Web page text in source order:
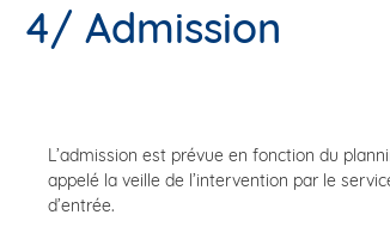
4/ Admission
L’admission est prévue en fonction du
appelé la veille de l’intervention par le
d’entrée.